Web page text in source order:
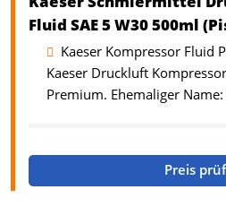
Fluid SAE 5 W30 500ml
Kaeser Kompressor Fluid
Kaeser Druckluft
Premium. Ehemaliger Name:
Preis